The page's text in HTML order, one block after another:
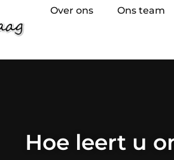
Over ons Ons team
Hoe leert u